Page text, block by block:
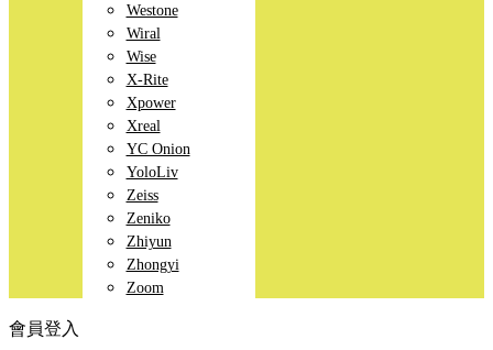
Westone
Wiral
Wise
X-Rite
Xpower
Xreal
YC Onion
YoloLiv
Zeiss
Zeniko
Zhiyun
Zhongyi
Zoom
會員登入